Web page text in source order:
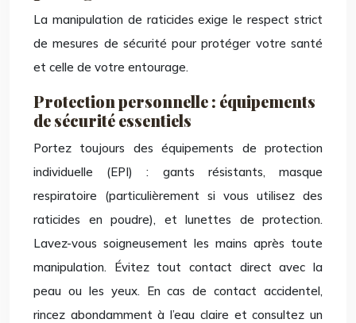
La manipulation de raticides exige le respect strict
de mesures de sécurité pour protéger votre santé
et celle de votre entourage.
Protection personnelle : équipements
de sécurité essentiels
Portez toujours des équipements de protection
individuelle (EPI) : gants résistants, masque
respiratoire (particulièrement si vous utilisez des
raticides en poudre), et lunettes de protection.
Lavez-vous soigneusement les mains après toute
manipulation. Évitez tout contact direct avec la
peau ou les yeux. En cas de contact accidentel,
rincez abondamment à l’eau claire et consultez un